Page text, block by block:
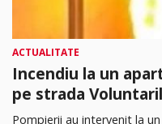
ACTUALITATE
Incendiu la un
pe strada
Pompierii au intervenit la